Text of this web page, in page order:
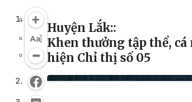
Huyện Lắk::
Khen thưởng tập thể,
hiện Chỉ thị số 05